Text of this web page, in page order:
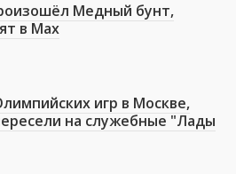
Медный бунт,
в Мах
игр в Москве,
на служебные "Лады